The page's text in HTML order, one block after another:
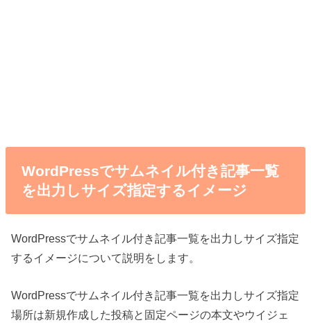
WordPressでサムネイル付き記事一覧
を出力しサイズ指定するイメージ
WordPressでサムネイル付き記事一覧を出力しサイズ指定
するイメージについて説明をします。
WordPressでサムネイル付き記事一覧を出力しサイズ指定
場所は新規作成した投稿と固定ページの本文やウイジェ